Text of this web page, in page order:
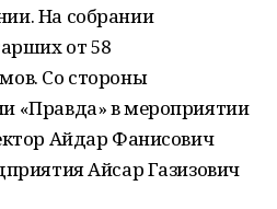
На собрании
от 58
Со стороны
«Правда» в мероприятии
Айдар Фанисович
Айсар Газизович